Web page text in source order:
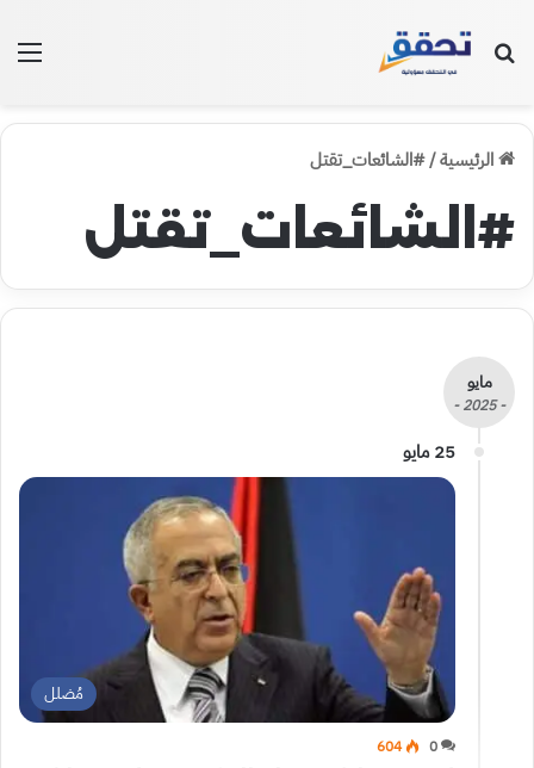
بحث عن
الرئيسية/#الشائعات_تقتل
#الشائعات_تقتل
مايو
- 2025 -
25 مايو
مُضلل
0
604